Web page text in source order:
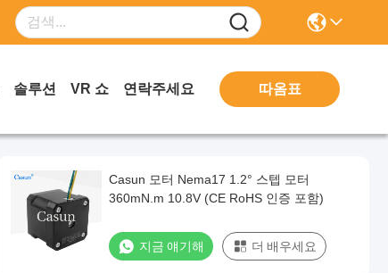
솔루션 VR 쇼 연락주세요 따옴표
Casun 모터 Nema17 1.2° 스텝 모터
360mN.m 10.8V (CE RoHS 인증 포함)
지금 얘기해 더 배우세요